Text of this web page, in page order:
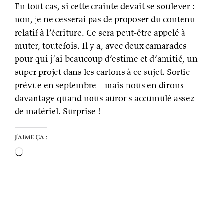
En tout cas, si cette crainte devait se soulever :
non, je ne cesserai pas de proposer du contenu
relatif à l’écriture. Ce sera peut-être appelé à
muter, toutefois. Il y a, avec deux camarades
pour qui j’ai beaucoup d’estime et d’amitié, un
super projet dans les cartons à ce sujet. Sortie
prévue en septembre – mais nous en dirons
davantage quand nous aurons accumulé assez
de matériel. Surprise !
J’aime ça :
Chargement…